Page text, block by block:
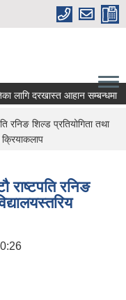
सरुवा सहमतिका लागि दरखास्त आहान सम्बन्धमा
रनिङ शिल्ड प्रतियोगिता तथा
क्रियाकलाप
राष्टपति रनिङ